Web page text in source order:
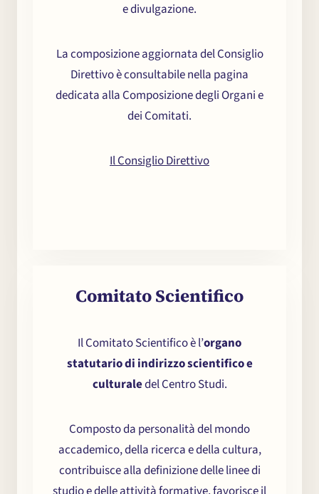
e divulgazione.
La composizione aggiornata del Consiglio
Direttivo è consultabile nella pagina
dedicata alla Composizione degli Organi e
dei Comitati.
Il Consiglio Direttivo
Comitato Scientifico
Il Comitato Scientifico è l’organo
statutario di indirizzo scientifico e
culturaledel Centro Studi.
Composto da personalità del mondo
accademico, della ricerca e della cultura,
contribuisce alla definizione delle linee di